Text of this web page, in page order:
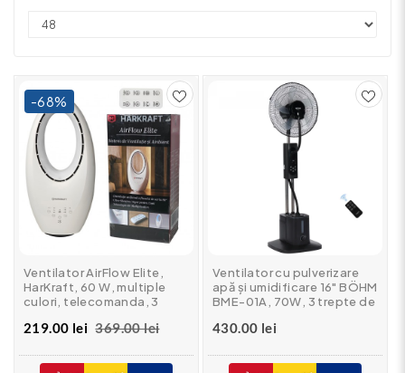
-68%
Ventilator AirFlow Elite,
HarKraft, 60 W, multiple
culori, telecomanda, 3
219.00 lei 369.00 lei
Ventilator cu pulverizare
apă și umidificare 16" BÖHM
BME-01A, 70W, 3 trepte de
430.00 lei